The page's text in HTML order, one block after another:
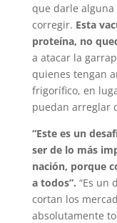
que darle
corregir. Esta
proteína, no
a atacar la
quienes tengan
frigorífico, en
puedan arreglar
“Este es un
ser de lo más
nación, porque
a todos”. “Es un
cortan los
absolutamente